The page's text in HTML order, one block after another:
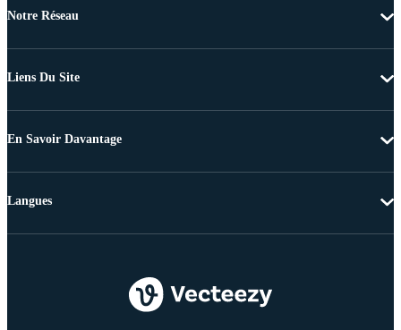
Notre Réseau
Liens Du Site
En Savoir Davantage
Langues